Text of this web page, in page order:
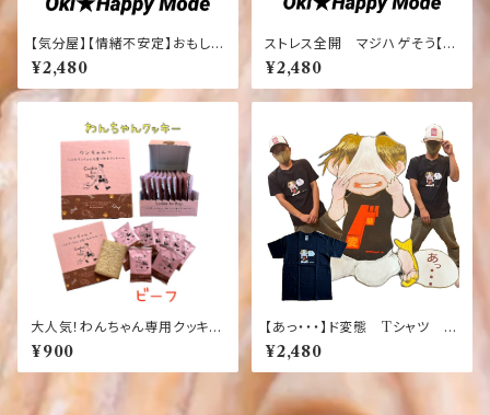
【気分屋】【情緒不安定】おもしろ
Ｔシャツ ふざけTシャツ
¥2,480
ストレス全開 マジハゲそう【お
もしろ】【ふざけ】【Tシャツ】【緑】
【ネタ】【ストレス】【ハゲ】
¥2,480
大人気！わんちゃん専用クッキー
【ビーフ味】【犬】【おやつ】ワンち
ゃんへ～人もワンちゃんも食べ
れるクッキー【10枚入り】【国産】
【健康】【ごはん】【ペット】【ドッ
ク】【フード】
¥900
【あっ・・・】ド変態 Tシャツ
黒 Oki☆Happy Mode
¥2,480